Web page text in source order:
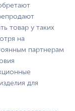
товар у таких
на
партнерам
для